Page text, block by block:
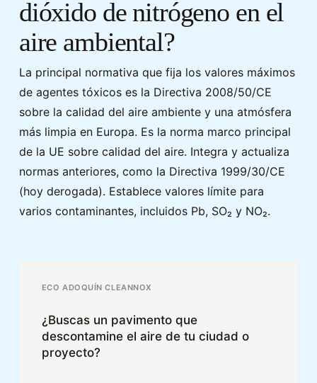
dióxido de nitrógeno en el
aire ambiental?
La principal normativa que fija los valores máximos
de agentes tóxicos es la Directiva 2008/50/CE
sobre la calidad del aire ambiente y una atmósfera
más limpia en Europa. Es la norma marco principal
de la UE sobre calidad del aire. Integra y actualiza
normas anteriores, como la Directiva 1999/30/CE
(hoy derogada). Establece valores límite para
varios contaminantes, incluidos Pb, SO₂ y NO₂.
ECO ADOQUÍN CLEANNOX
¿Buscas un pavimento que
descontamine el aire de tu ciudad o
proyecto?